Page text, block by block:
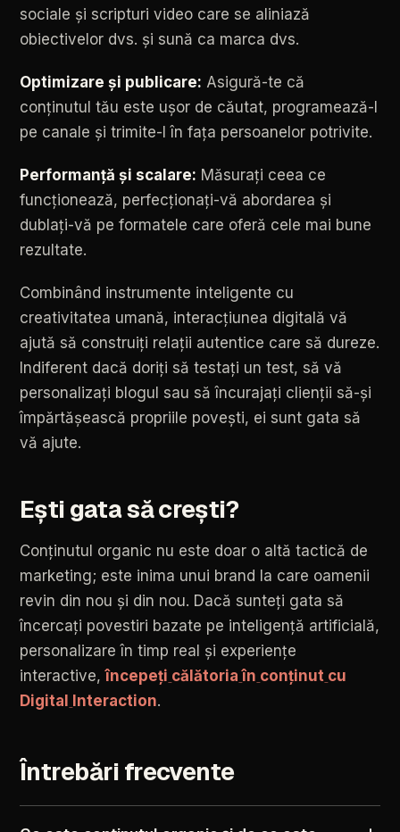
sociale și scripturi video care se aliniază
obiectivelor dvs. și sună ca marca dvs.
Optimizare și publicare: Asigură-te că
conținutul tău este ușor de căutat, programează-l
pe canale și trimite-l în fața persoanelor potrivite.
Performanță și scalare: Măsurați ceea ce
funcționează, perfecționați-vă abordarea și
dublați-vă pe formatele care oferă cele mai bune
rezultate.
Combinând instrumente inteligente cu
creativitatea umană, interacțiunea digitală vă
ajută să construiți relații autentice care să dureze.
Indiferent dacă doriți să testați un test, să vă
personalizați blogul sau să încurajați clienții să-și
împărtășească propriile povești, ei sunt gata să
vă ajute.
Ești gatasăcrești?
Conținutul organic nu este doar o altă tactică de
marketing; este inima unui brand la care oamenii
revin din nou și din nou. Dacă sunteți gata să
încercați povestiri bazate pe inteligență artificială,
personalizare în timp real și experiențe
interactive, începeți călătoria în conținut cu
Digital
Interaction.
Întrebări frecvente